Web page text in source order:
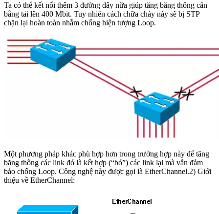
Ta có thể kết nối thêm 3 đường dây nữa giúp tăng băng thông cân
bằng tải lên 400 Mbit. Tuy nhiên cách chữa cháy này sẽ bị STP
chặn lại hoàn toàn nhằm chống hiện tượng Loop.
Một phương pháp khác phù hợp hơn trong trường hợp này để tăng
băng thông các link đó là kết hợp (“bó”) các link lại mà vẫn đảm
bảo chống Loop. Công nghệ này được gọi là EtherChannel.2) Giới
thiệu về EtherChannel: